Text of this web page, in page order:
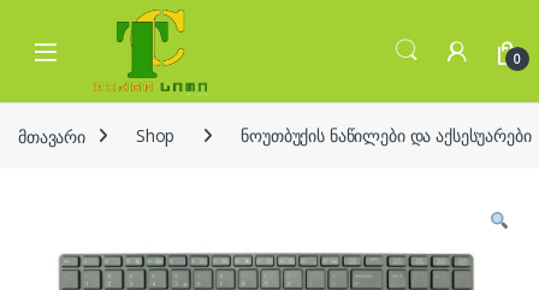
Skip to navigation
Skip to content
Open 0
მთავარი Shop ნოუთბუქის ნაწილები და აქსესუარები